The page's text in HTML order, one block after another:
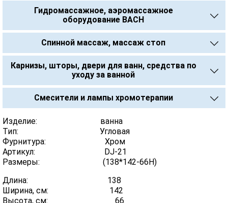
Гидромассажное, аэромассажное
оборудование BACH
Спинной массаж, массаж стоп
Карнизы, шторы, двери для ванн, средства по
уходу за ванной
Смесители и лампы хромотерапии
Изделие: ванна
Тип: Угловая
Фурнитура: Хром
Артикул: DJ-21
Размеры: (138*142-66Н)
Длина: 138
Ширина, см: 142
Высота, см: 66